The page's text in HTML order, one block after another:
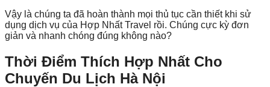
Vậy là chúng ta đã hoàn thành mọi thủ tục cần thiết khi sử
dụng dịch vụ của Hợp Nhất Travel rồi. Chúng cực kỳ đơn
giản và nhanh chóng đúng không nào?
Thời Điểm Thích Hợp Nhất Cho
Chuyến Du Lịch Hà Nội